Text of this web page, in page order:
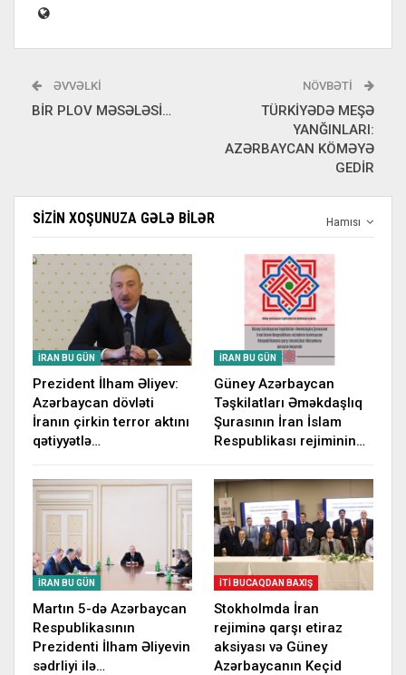
ƏVVƏLKI
BİR PLOV MƏSƏLƏSİ…
NÖVBƏTI
TÜRKİYƏDƏ MEŞƏ
YANĞINLARI:
AZƏRBAYCAN KÖMƏYƏ
GEDİR
Hamısı
SIZIN XOŞUNUZA GƏLƏ BILƏR
İRAN BU GÜN
Prezident İlham Əliyev:
Azərbaycan dövləti
İranın çirkin terror aktını
qətiyyətlə…
İRAN BU GÜN
Güney Azərbaycan
Təşkilatları Əməkdaşlıq
Şurasının İran İslam
Respublikası rejiminin…
İRAN BU GÜN
Martın 5-də Azərbaycan
Respublikasının
Prezidenti İlham Əliyevin
sədrliyi ilə…
İTI BUCAQDAN BAXIŞ
Stokholmda İran
rejiminə qarşı etiraz
aksiyası və Güney
Azərbaycanın Keçid